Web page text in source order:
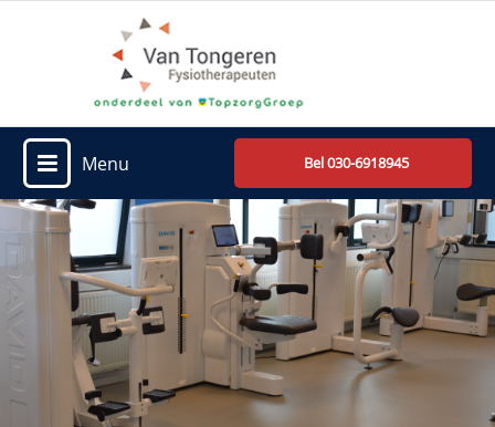
Menu Bel 030-6918945